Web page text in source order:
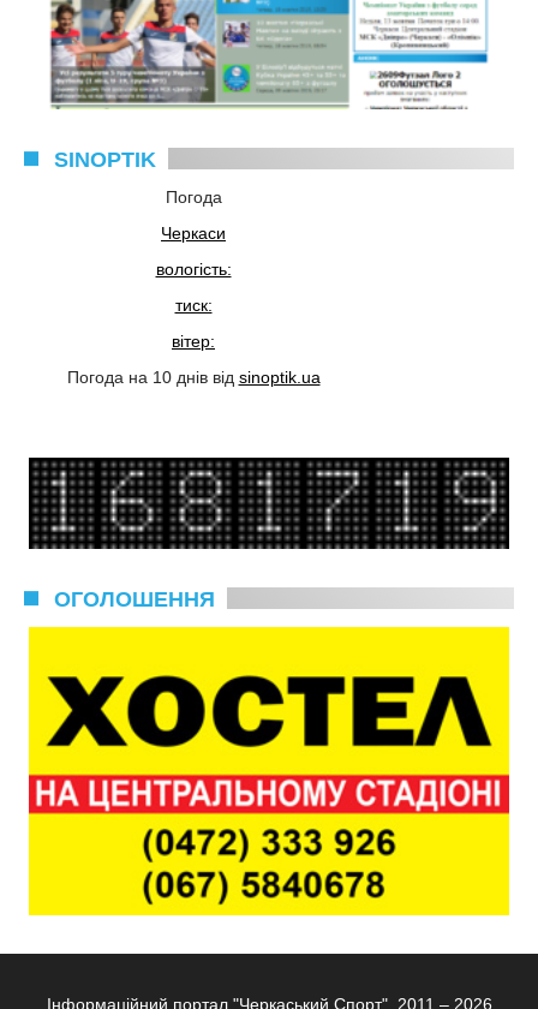
SINOPTIK
Погода
Черкаси
вологість:
тиск:
вітер:
Погода на 10 днів від sinoptik.ua
ОГОЛОШЕННЯ
Інформаційний портал "Черкаський Спорт", 2011 – 2026